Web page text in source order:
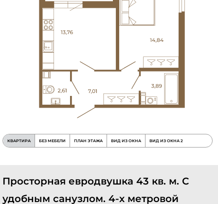
Просторная евродвушка 43 кв. м. С
удобным санузлом. 4-х метровой
КВАРТИРА БЕЗ МЕБЕЛИ ПЛАН ЭТАЖА ВИД ИЗ ОКНА ВИД ИЗ ОКНА 2